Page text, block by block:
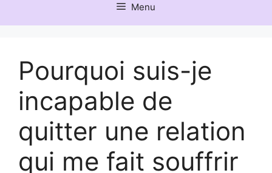
Menu
Pourquoi suis-je
incapable de
quitter une relation
qui me fait souffrir